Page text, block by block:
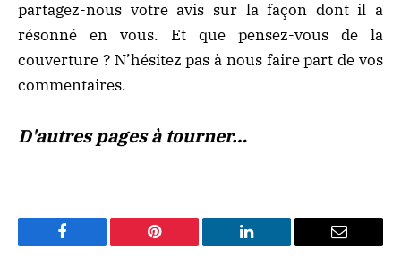
partagez-nous votre avis sur la façon dont il a
résonné en vous. Et que pensez-vous de la
couverture ? N’hésitez pas à nous faire part de vos
commentaires.
D'autres pages à tourner…
Facebook Pinterest LinkedIn Email